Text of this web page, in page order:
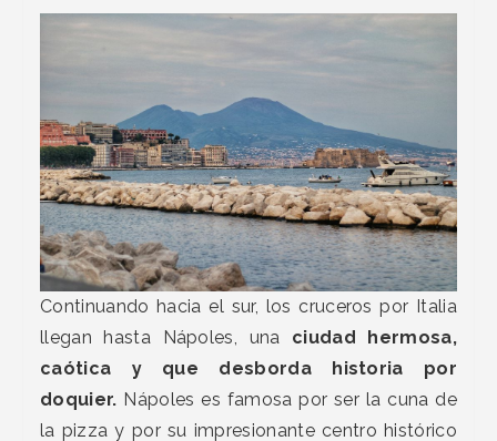
Continuando hacia el sur, los cruceros por Italia
llegan hasta Nápoles, una ciudad hermosa,
caótica y que desborda historia por
doquier. Nápoles es famosa por ser la cuna de
la pizza y por su impresionante centro histórico